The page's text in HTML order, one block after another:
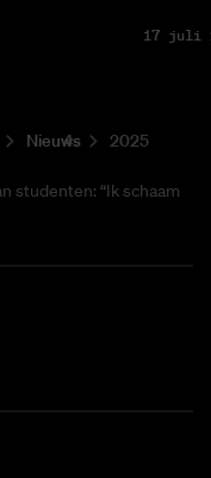
17 juli
Nieuws
2025
studenten: “Ik schaam